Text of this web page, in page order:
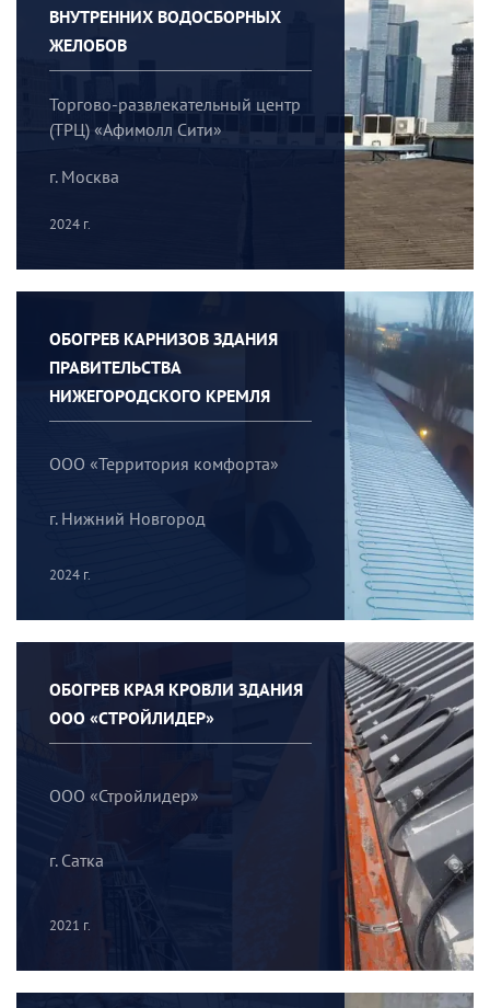
ВНУТРЕННИХ ВОДОСБОРНЫХ
ЖЕЛОБОВ
Торгово-развлекательный центр
(ТРЦ) «Афимолл Сити»
г. Москва
2024 г.
ОБОГРЕВ КАРНИЗОВ ЗДАНИЯ
ПРАВИТЕЛЬСТВА
НИЖЕГОРОДСКОГО КРЕМЛЯ
ООО «Территория комфорта»
г. Нижний Новгород
2024 г.
ОБОГРЕВ КРАЯ КРОВЛИ ЗДАНИЯ
ООО «СТРОЙЛИДЕР»
ООО «Стройлидер»
г. Сатка
2021 г.